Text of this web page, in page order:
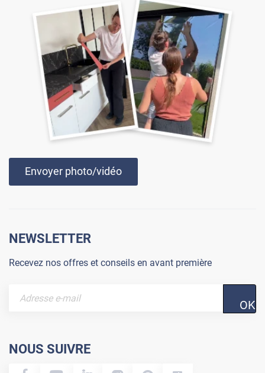
Envoyer photo/vidéo
NEWSLETTER
Recevez nos offres et conseils en avant première
OK
NOUS SUIVRE